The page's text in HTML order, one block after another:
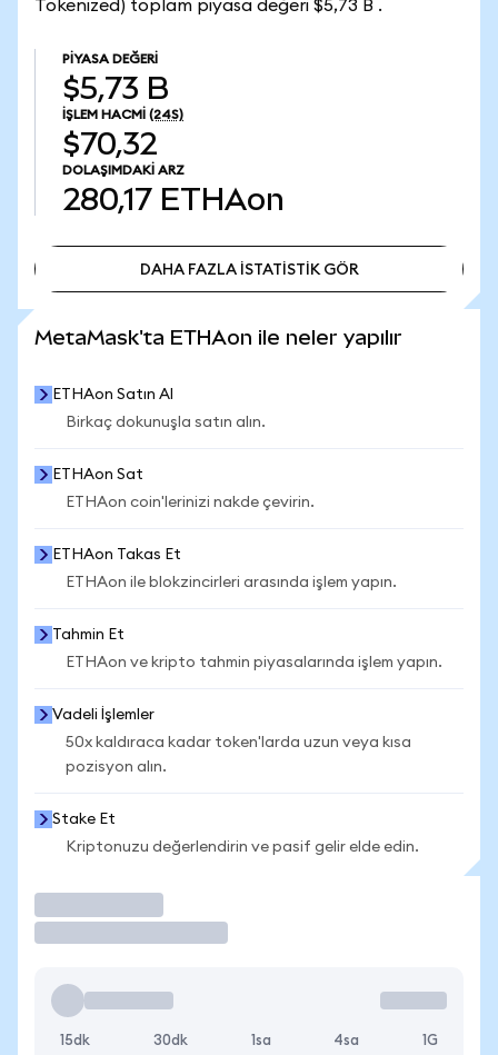
Tokenized) toplam piyasa değeri $5,73 B .
PIYASA DEĞERI
$5,73 B
İŞLEM HACMI (24S)
$70,32
DOLAŞIMDAKI ARZ
280,17 ETHAon
DAHA FAZLA İSTATİSTİK GÖR
MetaMask'ta ETHAon ile neler yapılır
ETHAon Satın Al
Birkaç dokunuşla satın alın.
ETHAon Sat
ETHAon coin'lerinizi nakde çevirin.
ETHAon Takas Et
ETHAon ile blokzincirleri arasında işlem yapın.
Tahmin Et
ETHAon ve kripto tahmin piyasalarında işlem yapın.
Vadeli İşlemler
50x kaldıraca kadar token'larda uzun veya kısa
pozisyon alın.
Stake Et
Kriptonuzu değerlendirin ve pasif gelir elde edin.
15dk 30dk 1sa 4sa 1G